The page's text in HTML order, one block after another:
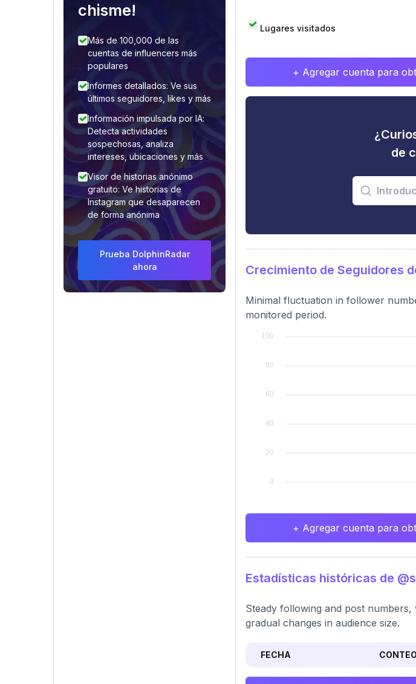
chisme!
Más de 100,000 de las
cuentas de influencers más
populares
Informes detallados: Ve sus
últimos seguidores, likes y más
Información impulsada por IA:
Detecta actividades
sospechosas, analiza
intereses, ubicaciones y más
Visor de historias anónimo
gratuito: Ve historias de
Instagram que desaparecen
de forma anónima
Prueba DolphinRadar
ahora
Lugares visitados
+ Agregar cuenta para
de
Crecimiento de Seguidores
Minimal fluctuation in follower
monitored period.
+ Agregar cuenta para
Estadísticas históricas de
Steady following and post
gradual changes in audience size.
FECHA